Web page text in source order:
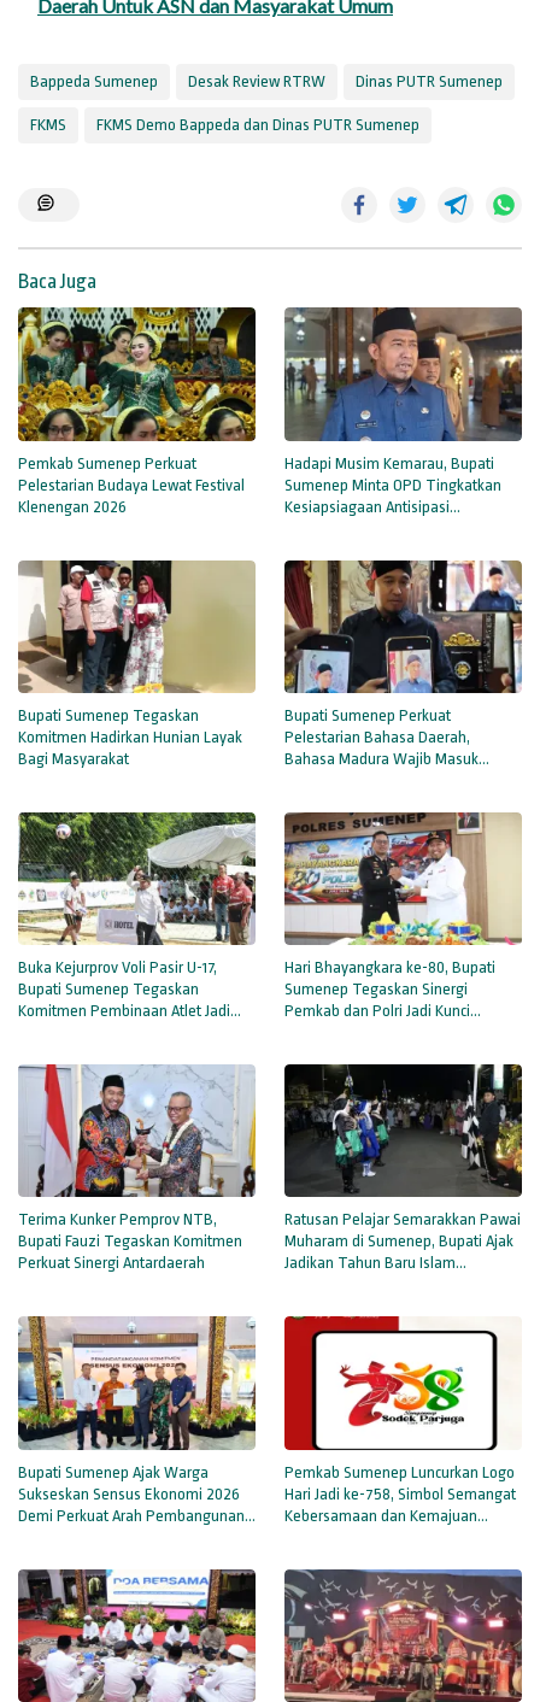
Daerah Untuk ASN dan Masyarakat Umum
Bappeda Sumenep Desak Review RTRW Dinas PUTR Sumenep
FKMS FKMS Demo Bappeda dan Dinas PUTR Sumenep
Baca Juga
Pemkab Sumenep Perkuat
Pelestarian Budaya Lewat Festival
Klenengan 2026
Hadapi Musim Kemarau, Bupati
Sumenep Minta OPD Tingkatkan
Kesiapsiagaan Antisipasi
Bupati Sumenep Tegaskan
Komitmen Hadirkan Hunian Layak
Bagi Masyarakat
Bupati Sumenep Perkuat
Pelestarian Bahasa Daerah,
Bahasa Madura Wajib Masuk
Buka Kejurprov Voli Pasir U-17,
Bupati Sumenep Tegaskan
Komitmen Pembinaan Atlet Jadi
Hari Bhayangkara ke-80, Bupati
Sumenep Tegaskan Sinergi
Pemkab dan Polri Jadi Kunci
Terima Kunker Pemprov NTB,
Bupati Fauzi Tegaskan Komitmen
Perkuat Sinergi Antardaerah
Ratusan Pelajar Semarakkan Pawai
Muharam di Sumenep, Bupati Ajak
Jadikan Tahun Baru Islam
Bupati Sumenep Ajak Warga
Sukseskan Sensus Ekonomi 2026
Demi Perkuat Arah Pembangunan
Pemkab Sumenep Luncurkan Logo
Hari Jadi ke-758, Simbol Semangat
Kebersamaan dan Kemajuan